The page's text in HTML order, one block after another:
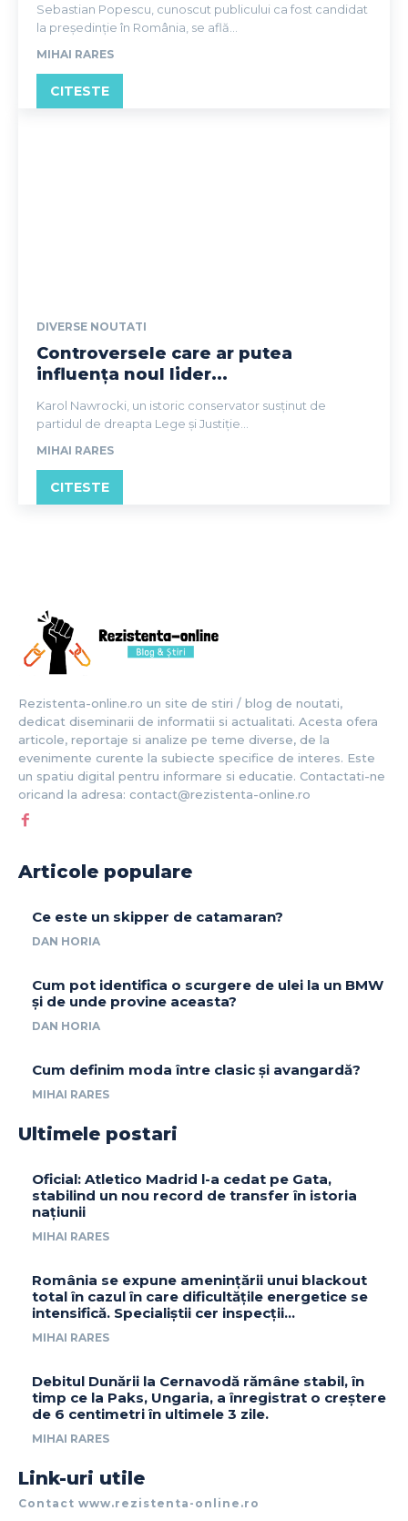
Sebastian Popescu, cunoscut publicului ca fost candidat
la președinție în România, se află...
MIHAI RARES
CITESTE
DIVERSE NOUTATI
Controversele care ar putea
influența noul lider...
Karol Nawrocki, un istoric conservator susținut de
partidul de dreapta Lege și Justiție...
MIHAI RARES
CITESTE
Rezistenta-online.ro un site de stiri / blog de noutati,
dedicat diseminarii de informatii si actualitati. Acesta ofera
articole, reportaje si analize pe teme diverse, de la
evenimente curente la subiecte specifice de interes. Este
un spatiu digital pentru informare si educatie. Contactati-ne
oricand la adresa: contact@rezistenta-online.ro
Articole populare
Ce este un skipper de catamaran?
DAN HORIA
Cum pot identifica o scurgere de ulei la un BMW
și de unde provine aceasta?
DAN HORIA
Cum definim moda între clasic și avangardă?
MIHAI RARES
Ultimele postari
Oficial: Atletico Madrid l-a cedat pe Gata,
stabilind un nou record de transfer în istoria
națiunii
MIHAI RARES
România se expune amenințării unui blackout
total în cazul în care dificultățile energetice se
intensifică. Specialiștii cer inspecții…
MIHAI RARES
Debitul Dunării la Cernavodă rămâne stabil, în
timp ce la Paks, Ungaria, a înregistrat o creștere
de 6 centimetri în ultimele 3 zile.
MIHAI RARES
Link-uri utile
Contact www.rezistenta-online.ro